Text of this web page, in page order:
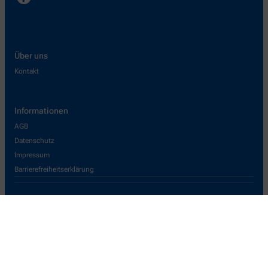
Über uns
Kontakt
Informationen
AGB
Datenschutz
Impressum
Barrierefreiheitserklärung